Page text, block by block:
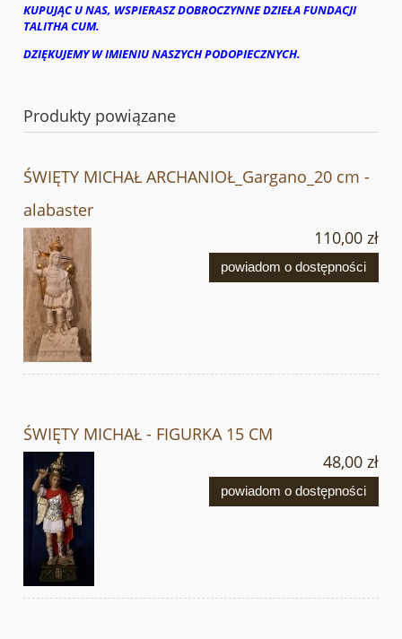
KUPUJĄC U NAS, WSPIERASZ DOBROCZYNNE DZIEŁA FUNDACJI
TALITHA CUM.
DZIĘKUJEMY W IMIENIU NASZYCH PODOPIECZNYCH.
Produkty powiązane
ŚWIĘTY MICHAŁ ARCHANIOŁ_Gargano_20 cm -
alabaster
110,00 zł
powiadom o dostępności
ŚWIĘTY MICHAŁ - FIGURKA 15 CM
48,00 zł
powiadom o dostępności